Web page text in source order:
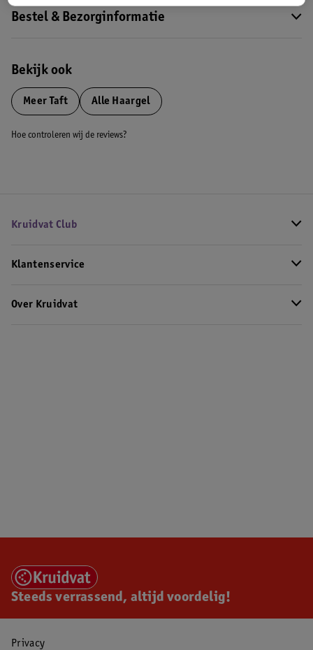
Bestel & Bezorginformatie
Bekijk ook
MeerTaft Alle Haargel
Hoe controleren wij de reviews?
Kruidvat Club
Klantenservice
Over Kruidvat
Steeds verrassend, altijd voordelig!
Privacy